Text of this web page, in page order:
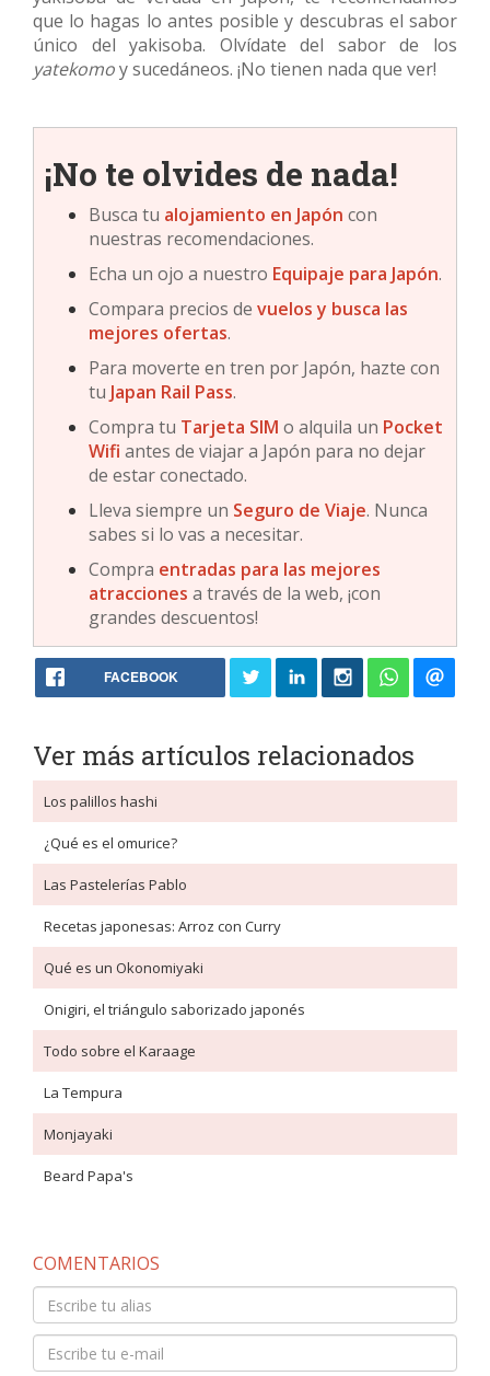
que lo hagas lo antes posible y descubras el sabor
único del yakisoba. Olvídate del sabor de los
yatekomoy sucedáneos. ¡No tienen nada que ver!
¡No te olvides de nada!
Busca tu alojamiento en Japón con
nuestras recomendaciones.
Echa un ojo a nuestro Equipaje para Japón.
Compara precios de vuelos y busca las
mejores ofertas.
Para moverte en tren por Japón, hazte con
tu Japan Rail Pass.
Compra tu Tarjeta SIM o alquila un Pocket
Wifi antes de viajar a Japón para no dejar
de estar conectado.
Lleva siempre un Seguro de Viaje. Nunca
sabes si lo vas a necesitar.
Compra entradas para las mejores
atracciones a través de la web, ¡con
grandes descuentos!
FACEBOOK
Ver más artículos relacionados
Los palillos hashi
¿Qué es el omurice?
Las Pastelerías Pablo
Recetas japonesas: Arroz con Curry
Qué es un Okonomiyaki
Onigiri, el triángulo saborizado japonés
Todo sobre el Karaage
La Tempura
Monjayaki
Beard Papa's
COMENTARIOS